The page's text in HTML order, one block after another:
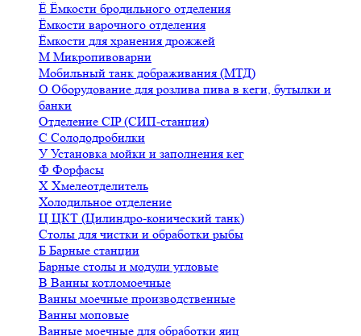
Ё Ёмкости бродильного отделения
Ёмкости варочного отделения
Ёмкости для хранения дрожжей
М Микропивоварни
Мобильный танк дображивания (МТД)
О Оборудование для розлива пива в кеги, бутылки и
банки
Отделение CIP (СИП-станция)
С Солододробилки
У Установка мойки и заполнения кег
Ф Форфасы
Х Хмелеотделитель
Холодильное отделение
Ц ЦКТ (Цилиндро-конический танк)
Столы для чистки и обработки рыбы
Б Барные станции
Барные столы и модули угловые
В Ванны котломоечные
Ванны моечные производственные
Ванны моповые
Ванные моечные для обработки яиц